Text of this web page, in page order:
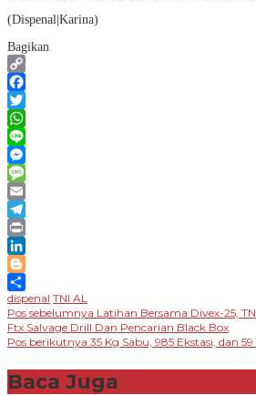
(Dispenal|Karina)
Bagikan
Copy
Link
Facebook
Twitter
WhatsApp
Line
Messenger
Message
Email
Telegram
Print
LinkedIn
Blogger
Share
dispenal TNI AL
Navigasi
pos
Pos sebelumnya Latihan Bersama Divex-25,
Ftx Salvage Drill Dan Pencarian Black Box
Pos berikutnya 35 Kg Sabu, 985 Ekstasi, dan
Baca Juga